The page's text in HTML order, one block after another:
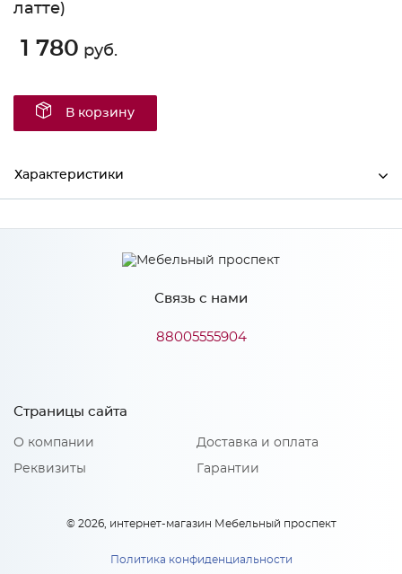
латте)
1 780 руб.
В корзину
Характеристики
Производитель МиФ
Связь с нами
88005555904
Страницы сайта
О компании
Реквизиты
Доставка и оплата
Гарантии
© 2026, интернет-магазин Мебельный проспект
Политика конфиденциальности